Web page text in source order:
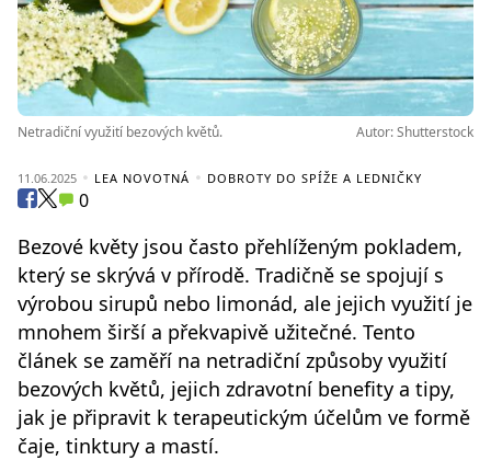
Netradiční využití bezových květů. Autor: Shutterstock
11.06.2025 LEA NOVOTNÁ DOBROTY DO SPÍŽE A LEDNIČKY
0
Bezové květy jsou často přehlíženým pokladem,
který se skrývá v přírodě. Tradičně se spojují s
výrobou sirupů nebo limonád, ale jejich využití je
mnohem širší a překvapivě užitečné. Tento
článek se zaměří na netradiční způsoby využití
bezových květů, jejich zdravotní benefity a tipy,
jak je připravit k terapeutickým účelům ve formě
čaje, tinktury a mastí.